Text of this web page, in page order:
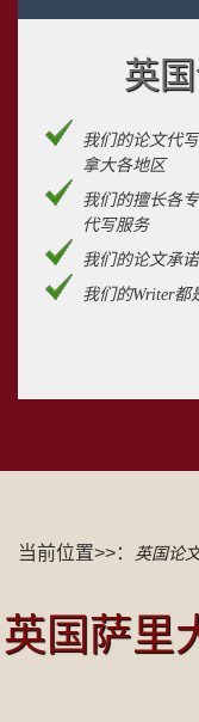
英
我们的论文代
拿大各地区
我们的擅长各专
代写服务
我们的论文承
我们的Writer都
当前位置>>： 英国论
英国萨里